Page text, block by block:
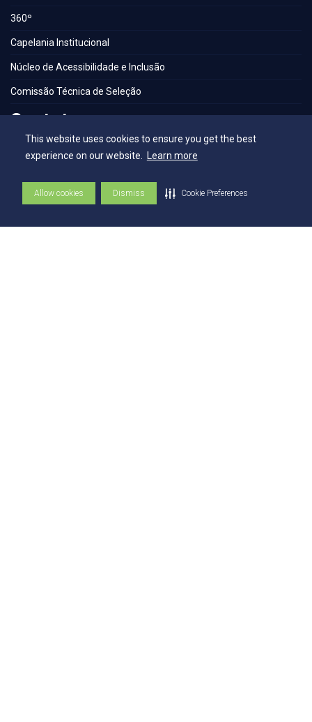
This website uses cookies to ensure you get the best
experience on our website. Learn more
Allow cookies Dismiss Cookie Preferences
360º
Capelania Institucional
Núcleo de Acessibilidade e Inclusão
Comissão Técnica de Seleção
Contatos
Contatos
Ouvidoria